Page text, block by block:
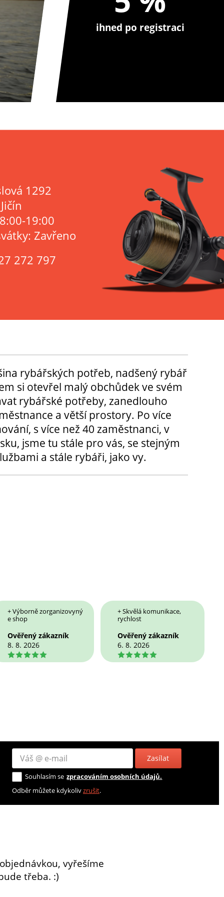
ihned po registraci
1292
19:00
Zavřeno
272 797
rybářských potřeb, nadšený rybář
si otevřel malý obchůdek ve svém
rybářské potřeby, zanedlouho
a větší prostory. Po více
s více než 40 zaměstnanci, v
jsme tu stále pro vás, se stejným
a stále rybáři, jako vy.
+ Výborně zorganizovyný
e shop
Ověřený zákazník
8. 8. 2026
5
+ Skvělá komunikace,
rychlost
Ověřený zákazník
6. 8. 2026
5
Zasílat
Souhlasím se zpracováním osobních údajů.
Odběr můžete kdykolivzrušit.
vyřešíme
třeba. :)